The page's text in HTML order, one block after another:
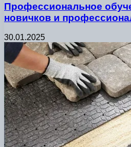
Профессиональное
новичков и
30.01.2025